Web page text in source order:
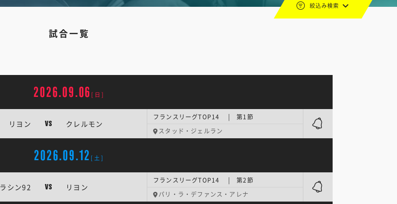
試合一覧
絞込み検索
2026.09.06 [日]
リヨン VS クレルモン
フランスリーグTOP14 | 第1節
スタッド・ジェルラン
2026.09.12 [土]
ラシン92 VS リヨン
フランスリーグTOP14 | 第2節
パリ・ラ・デファンス・アレナ